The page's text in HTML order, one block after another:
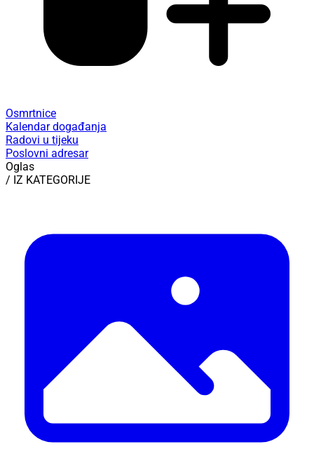
Osmrtnice
Kalendar događanja
Radovi u tijeku
Poslovni adresar
Oglas
/ IZ KATEGORIJE